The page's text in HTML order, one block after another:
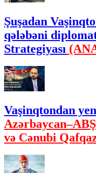
Şuşadan
qələbəni
Strategiyası
Vaşinqtondan
və Cənubi